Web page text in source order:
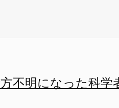
不明になった科